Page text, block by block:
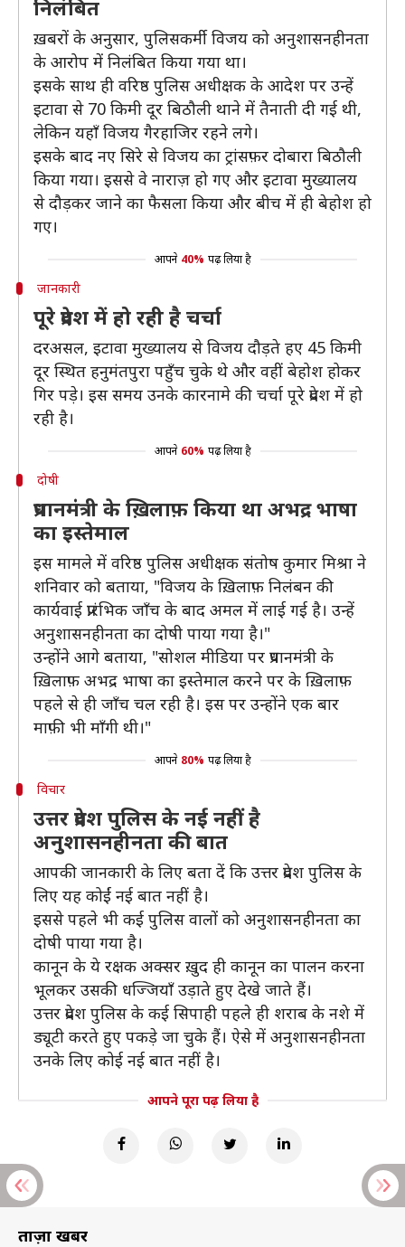
निलंबित
ख़बरों के अनुसार, पुलिसकर्मी विजय को अनुशासनहीनता
के आरोप में निलंबित किया गया था।
इसके साथ ही वरिष्ठ पुलिस अधीक्षक के आदेश पर उन्हें
इटावा से 70 किमी दूर बिठौली थाने में तैनाती दी गई थी,
लेकिन यहाँ विजय गैरहाजिर रहने लगे।
इसके बाद नए सिरे से विजय का ट्रांसफ़र दोबारा बिठौली
किया गया। इससे वे नाराज़ हो गए और इटावा मुख्यालय
से दौड़कर जाने का फैसला किया और बीच में ही बेहोश हो
गए।
आपने 40% पढ़ लिया है
जानकारी
पूरे प्रदेश में हो रही है चर्चा
दरअसल, इटावा मुख्यालय से विजय दौड़ते हए 45 किमी
दूर स्थित हनुमंतपुरा पहुँच चुके थे और वहीं बेहोश होकर
गिर पड़े। इस समय उनके कारनामे की चर्चा पूरे प्रदेश में हो
रही है।
आपने 60% पढ़ लिया है
दोषी
प्रधानमंत्री के ख़िलाफ़ किया था अभद्र भाषा
का इस्तेमाल
इस मामले में वरिष्ठ पुलिस अधीक्षक संतोष कुमार मिश्रा ने
शनिवार को बताया, "विजय के ख़िलाफ़ निलंबन की
कार्यवाई प्रारंभिक जाँच के बाद अमल में लाई गई है। उन्हें
अनुशासनहीनता का दोषी पाया गया है।"
उन्होंने आगे बताया, "सोशल मीडिया पर प्रधानमंत्री के
ख़िलाफ़ अभद्र भाषा का इस्तेमाल करने पर के ख़िलाफ़
पहले से ही जाँच चल रही है। इस पर उन्होंने एक बार
माफ़ी भी माँगी थी।"
आपने 80% पढ़ लिया है
विचार
उत्तर प्रदेश पुलिस के नई नहीं है
अनुशासनहीनता की बात
आपकी जानकारी के लिए बता दें कि उत्तर प्रदेश पुलिस के
लिए यह कोईं नई बात नहीं है।
इससे पहले भी कई पुलिस वालों को अनुशासनहीनता का
दोषी पाया गया है।
कानून के ये रक्षक अक्सर ख़ुद ही कानून का पालन करना
भूलकर उसकी धज्जियाँ उड़ाते हुए देखे जाते हैं।
उत्तर प्रदेश पुलिस के कई सिपाही पहले ही शराब के नशे में
ड्यूटी करते हुए पकड़े जा चुके हैं। ऐसे में अनुशासनहीनता
उनके लिए कोई नई बात नहीं है।
आपने पूरा पढ़ लिया है
ताज़ा खबरें